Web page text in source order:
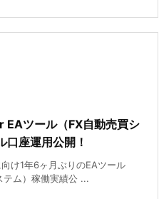
ツール（FX自動売買シ
口座運用公開！
け1年6ヶ月ぶりのEAツール
テム）稼働実績公 ...